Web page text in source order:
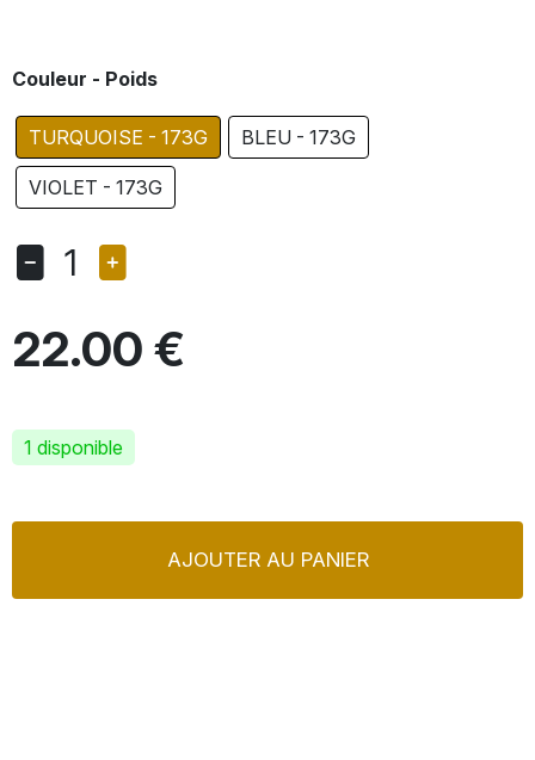
Couleur - Poids
TURQUOISE - 173G BLEU - 173G
VIOLET - 173G
1
22.00 €
1 disponible
AJOUTER AU PANIER